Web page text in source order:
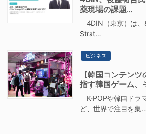
薬現場の課題…
4DIN（東京）は、
Strat…
ビジネス
【韓国コンテン
指す韓国ゲーム、
K-POPや韓国ドラ
ど、世界で注目を集…